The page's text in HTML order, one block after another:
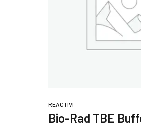
REACTIVI
Bio-Rad TBE